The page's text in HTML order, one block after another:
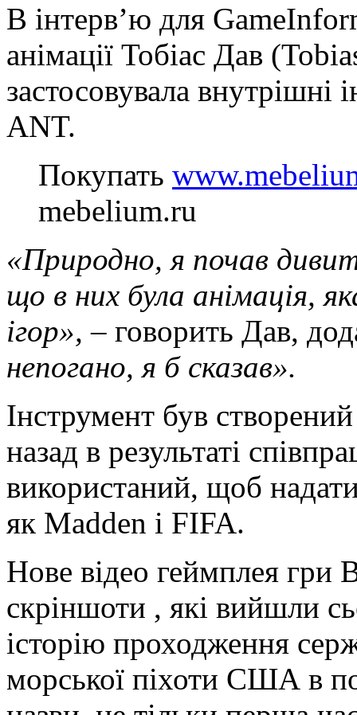
В інтерв’ю для
анімації Тобіас Дав
застосовувала внутрішні
ANT.
Покупать
mebelium.ru
«Природно, я почав
що в них була анімація,
ігор», – говорить Дав,
непогано, я б сказав».
Інструмент був
назад в результаті
використаний, щоб
як Madden і FIFA.
Нове відео геймплея гри
скріншоти , які вийшли
історію проходження
морської піхоти США в